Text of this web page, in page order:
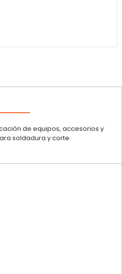
de equipos, accesorios y
soldadura y corte.